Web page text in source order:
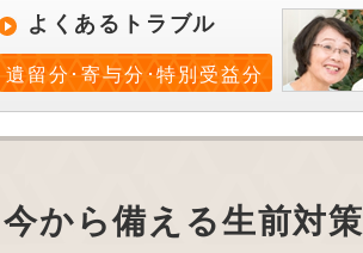
よくあるトラブル
遺留分･寄与分･特別受益分
今から備える生前対策